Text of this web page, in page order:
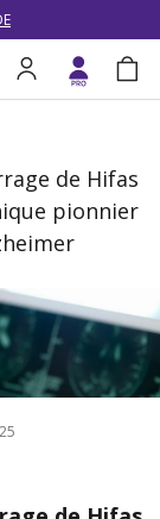
Se connecter
de Hifas
pionnier